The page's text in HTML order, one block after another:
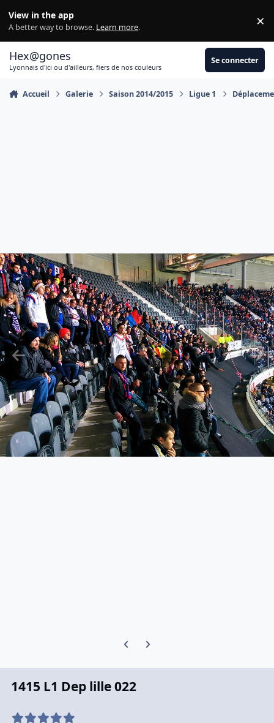
View in the app
A better way to browse. Learn more. ×
Hex@gones
Lyonnais d'ici ou d'ailleurs, fiers de nos couleurs
Se connecter
Accueil Galerie Saison 2014/2015 Ligue 1
Previous carousel slide
Next carousel slide
1415 L1 Dep lille 022